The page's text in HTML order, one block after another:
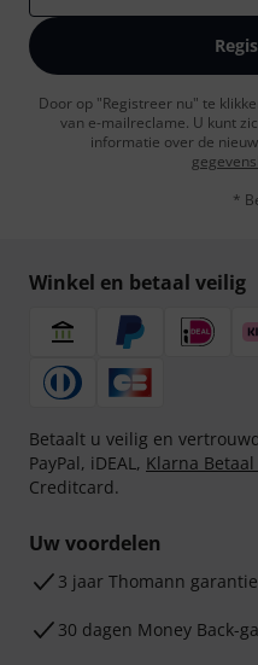
Door op "Registreer nu" te
van e-mailreclame. U kunt
informatie over de
*
Winkel en betaal veilig
Betaalt u veilig en
PayPal, iDEAL, Klarna
Creditcard.
Uw voordelen
3 jaar Thomann garantie
30 dagen Money Back-